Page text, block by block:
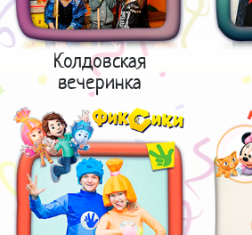
Колдовская
вечеринка